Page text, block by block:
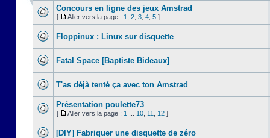
Concours en ligne des jeux Amstrad
[ Aller vers la page : 1 2 3 4 5 ]
Floppinux : Linux sur disquette
Fatal Space [Baptiste Bideaux]
T'as déjà tenté ça avec ton Amstrad
Présentation poulette73
[ Aller vers la page : 1 10 11 12 ]
[DIY] Fabriquer une disquette de zéro